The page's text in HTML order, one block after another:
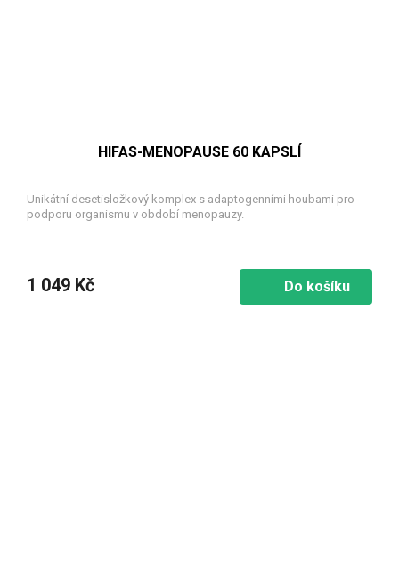
HIFAS-MENOPAUSE 60 KAPSLÍ
Unikátní desetisložkový komplex s adaptogenními houbami pro
podporu organismu v období menopauzy.
1 049 Kč Do košíku